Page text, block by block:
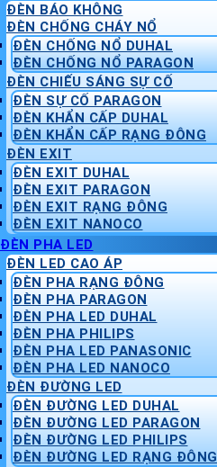
ĐÈN BÁO KHÔNG
ĐÈN CHỐNG CHÁY NỔ
ĐÈN CHỐNG NỔ DUHAL
ĐÈN CHỐNG NỔ PARAGON
ĐÈN CHIẾU SÁNG SỰ CỐ
ĐÈN SỰ CỐ PARAGON
ĐÈN KHẨN CẤP DUHAL
ĐÈN KHẨN CẤP RẠNG ĐÔNG
ĐÈN EXIT
ĐÈN EXIT DUHAL
ĐÈN EXIT PARAGON
ĐÈN EXIT RẠNG ĐÔNG
ĐÈN EXIT NANOCO
ĐÈN PHA LED
ĐÈN LED CAO ÁP
ĐÈN PHA RẠNG ĐÔNG
ĐÈN PHA PARAGON
ĐÈN PHA LED DUHAL
ĐÈN PHA PHILIPS
ĐÈN PHA LED PANASONIC
ĐÈN PHA LED NANOCO
ĐÈN ĐƯỜNG LED
ĐÈN ĐƯỜNG LED DUHAL
ĐÈN ĐƯỜNG LED PARAGON
ĐÈN ĐƯỜNG LED PHILIPS
ĐÈN ĐƯỜNG LED RẠNG ĐÔNG